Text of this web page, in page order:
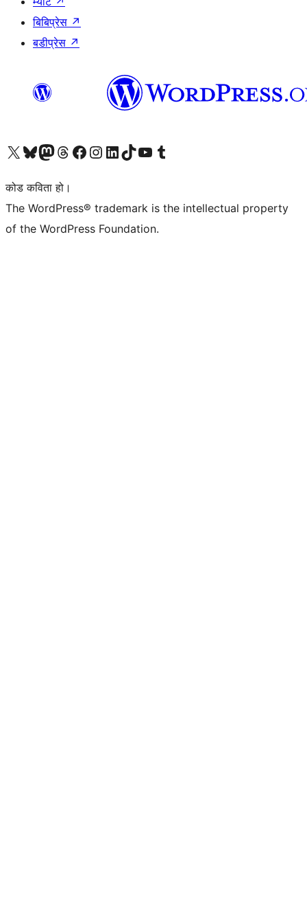
बिबिप्रेस ↗
बडीप्रेस ↗
हाम्रो X (पहिले ट्विटर) खातामा जानुहोस्
हाम्रो Bluesky खाता भ्रमण गर्नुहोस्
हाम्रो म्यास्टोडन खाता भ्रमण गर्नुहोस्
हाम्रो थ्रेड्स खातामा जानुहोस्
हाम्रो फेसबुक पेजमा जानुहोस्
हाम्रो इन्स्टाग्राम खातामा जानुहोस्
हाम्रो लिङ्क्डइन खातामा जानुहोस्
हाम्रो TikTok खाता भ्रमण गर्नुहोस्
हाम्रो युट्युब च्यानलमा जानुहोस्
हाम्रो टम्बलर खाता भ्रमण गर्नुहोस्
कोड कविता हो।
The WordPress® trademark is the intellectual property
of the WordPress Foundation.